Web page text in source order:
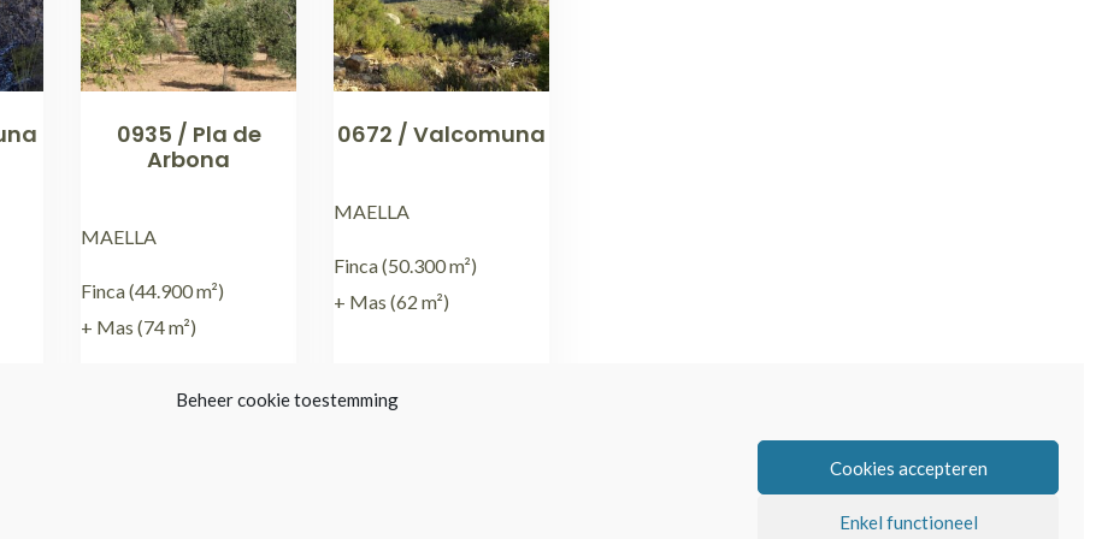
Beheer cookie toestemming
Cookies accepteren
Enkel functioneel
0935 / Pla de
Arbona
MAELLA
Finca (44.900 m²)
+ Mas (74 m²)
0672 / Valcomuna
MAELLA
Finca (50.300 m²)
+ Mas (62 m²)